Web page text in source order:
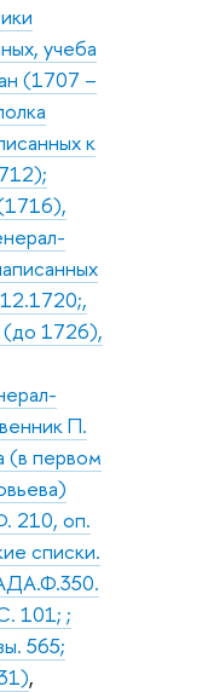
учеба
(1707 –
к
(до 1726),
П.
(в первом
210, оп.
списки.
101; ;
565;
,